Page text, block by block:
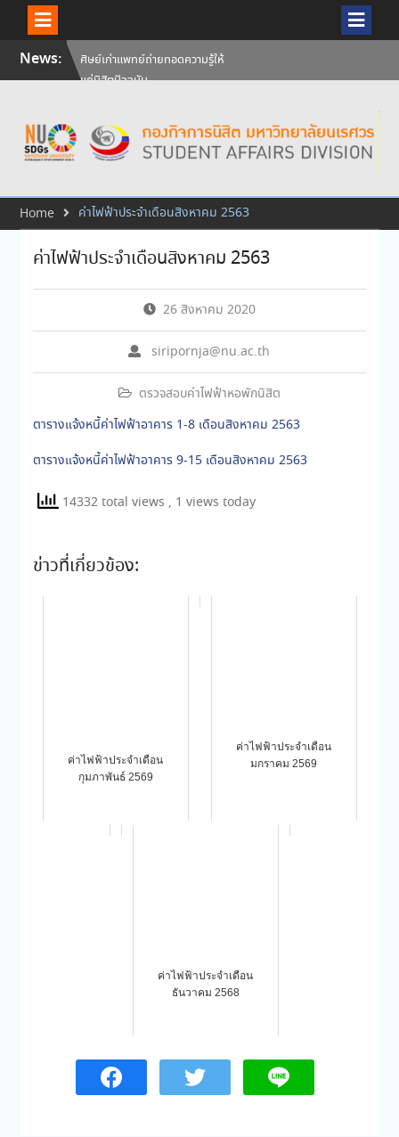
SkipNews:
ศิษย์เก่าแพทย์ถ่ายทอดความรู้ให้
แก่นิสิตปัจจุบัน
นเรศวร ครบรอบ 36 ปี 29
กรกฎาคม 2569
สัมภาษณ์นิสิตเพื่อพิจารณาเข้ารับ
ประจำปีการศึกษา 256
Home ค่าไฟฟ้าประจำเดือนสิงหาคม 2563
ค่าไฟฟ้าประจำเดือนสิงหาคม 2563
26 สิงหาคม 2020
siripornja@nu.ac.th
ตรวจสอบค่าไฟฟ้าหอพักนิสิต
ตารางแจ้งหนี้ค่าไฟฟ้าอาคาร 1-8 เดือนสิงหาคม 2563
ตารางแจ้งหนี้ค่าไฟฟ้าอาคาร 9-15 เดือนสิงหาคม 2563
14332 total views , 1 views today
ข่าวที่เกี่ยวข้อง:
ค่าไฟฟ้าประจำเดือน
กุมภาพันธ์ 2569
ค่าไฟฟ้าประจำเดือน
มกราคม 2569
ค่าไฟฟ้าประจำเดือน
ธันวาคม 2568